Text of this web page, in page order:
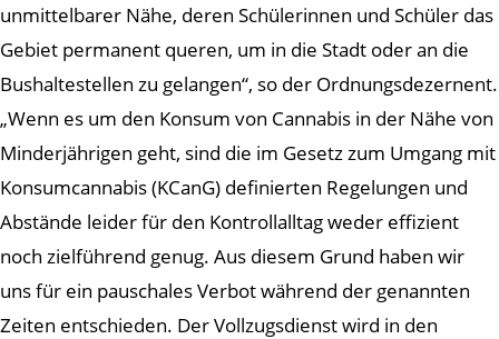
unmittelbarer Nähe, deren Schülerinnen und Schüler das
Gebiet permanent queren, um in die Stadt oder an die
Bushaltestellen zu gelangen“, so der Ordnungsdezernent.
„Wenn es um den Konsum von Cannabis in der Nähe von
Minderjährigen geht, sind die im Gesetz zum Umgang mit
Konsumcannabis (KCanG) definierten Regelungen und
Abstände leider für den Kontrollalltag weder effizient
noch zielführend genug. Aus diesem Grund haben wir
uns für ein pauschales Verbot während der genannten
Zeiten entschieden. Der Vollzugsdienst wird in den